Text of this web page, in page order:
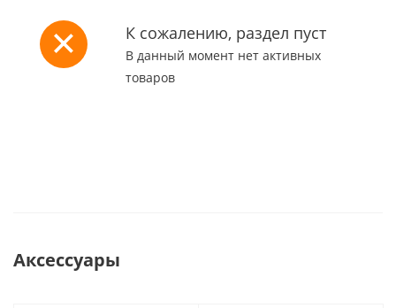
К сожалению, раздел пуст
В данный момент нет активных
товаров
Аксессуары